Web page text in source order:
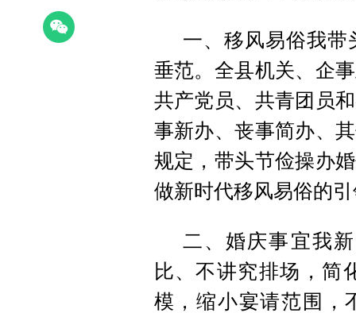
一、移风易俗我
垂范。全县机关、企
共产党员、共青团员
事新办、丧事简办、
规定，带头节俭操办
做新时代移风易俗的
二、婚庆事宜我
比、不讲究排场，简
模，缩小宴请范围，